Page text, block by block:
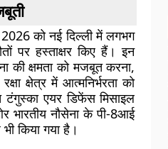
2026 को नई दिल्ली में लगभग
पर हस्ताक्षर किए हैं। इन
की क्षमता को मजबूत करना,
क्षेत्र में आत्मनिर्भरता को
एयर डिफेंस मिसाइल
भारतीय नौसेना के पी-8आई
किया गया है।